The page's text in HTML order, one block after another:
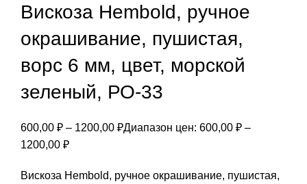
Вискоза Hembold, ручное
окрашивание, пушистая,
ворс 6 мм, цвет, морской
зеленый, РО-33
600,00 ₽ – 1200,00 ₽Диапазон цен: 600,00 ₽ –
1200,00 ₽
Вискоза Hembold, ручное окрашивание, пушистая,